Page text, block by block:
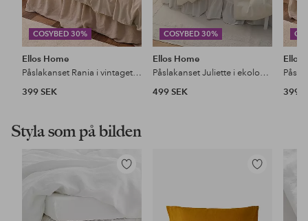
COSYBED 30%
Ellos Home
Påslakanset Rania i vintagetvättad bomull
399 SEK
COSYBED 30%
Ellos Home
Påslakanset Juliette i ekologisk bomull, 2 eller 3 delar
499 SEK
Ellos
399
Styla som på bilden
Lägg
favoriter
Lägg
favoriter